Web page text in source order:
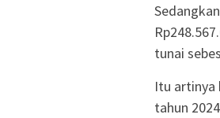
tunai
Itu artinya
tahun